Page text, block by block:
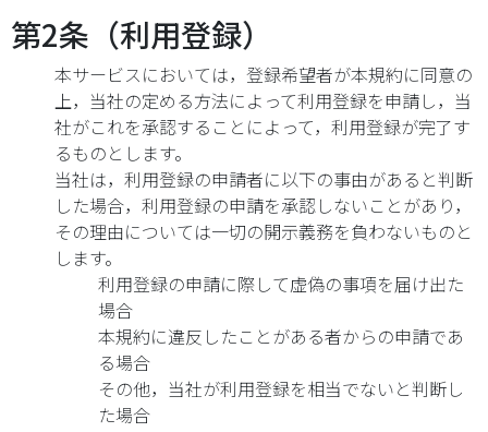
第2条（利用登録）
本サービスにおいては，登録希望者が本規約に同意の
上，当社の定める方法によって利用登録を申請し，当
社がこれを承認することによって，利用登録が完了す
るものとします。
当社は，利用登録の申請者に以下の事由があると判断
した場合，利用登録の申請を承認しないことがあり，
その理由については一切の開示義務を負わないものと
します。
利用登録の申請に際して虚偽の事項を届け出た
場合
本規約に違反したことがある者からの申請であ
る場合
その他，当社が利用登録を相当でないと判断し
た場合